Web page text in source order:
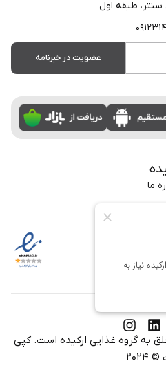
طبقه اول
عضویت در خبرنامه
ما
شغلی
بهگروه غذایی ارکیده است. کپی